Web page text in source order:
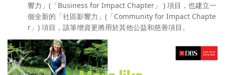
響力」( 「Business for Impact Chapter 」
) 項目，也建立一
個全新的「社區影響力」( 「Community for Impact Chapte
r 」 ) 項目，該筆增資更將用於其他公益和慈善項目。